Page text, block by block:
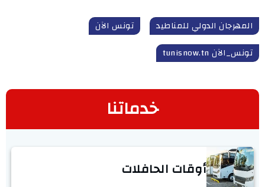
المهرجان الدولي للمناطيد
تونس الآن
تونس_الآن tunisnow.tn
خدماتنا
أوقات الحافلات